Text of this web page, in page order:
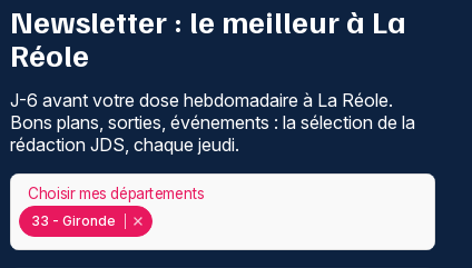
Newsletter : le meilleur à La
Réole
J-6 avant votre dose hebdomadaire à La Réole.
Bons plans, sorties, événements : la sélection de la
rédaction JDS, chaque jeudi.
33 - Gironde
Choisir mes départements